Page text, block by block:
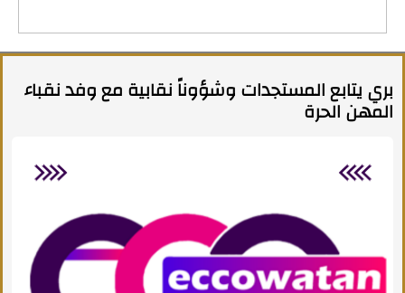
بري يتابع المستجدات وشؤوناً نقابية مع وفد نقباء
المهن الحرة